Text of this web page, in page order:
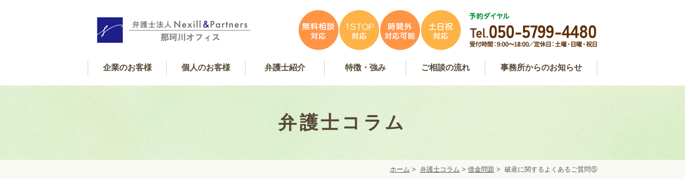
企業のお客様 個人のお客様
個人サポート内容
遺産相続
離婚
借金・金銭
交通事故 弁護士紹介 特徴・強み
特徴・強み
事務所紹介
アンケート掲載 ご相談の流れ
無料相談
お問い合わせ
弁護士費用 事務所からのお知らせ
事務所からのお知らせ
弁護士コラム
弁護士コラム
ホーム > 弁護士コラム > 借金問題 > 破産に関するよくあるご質問⑤